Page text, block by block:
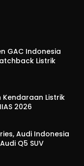
GAC Indonesia
Listrik
Listrik
2026
Audi Indonesia
Q5 SUV